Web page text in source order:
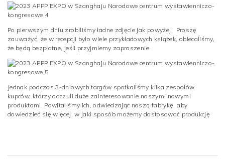
Po pierwszym dniu zrobiliśmy ładne zdjęcie jak powyżej Proszę
zauważyć, że w recepcji było wiele przykładowych książek, obiecaliśmy,
że będą bezpłatne, jeśli przyjmiemy zaproszenie
Jednak podczas 3-dniowych targów spotkaliśmy kilka zespołów
kupców, którzy odczuli duże zainteresowanie naszymi nowymi
produktami. Powitaliśmy ich, odwiedzając naszą fabrykę, aby
dowiedzieć się więcej, w jaki sposób możemy dostosować produkcję